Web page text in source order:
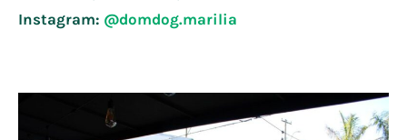
Instagram: @domdog.marilia